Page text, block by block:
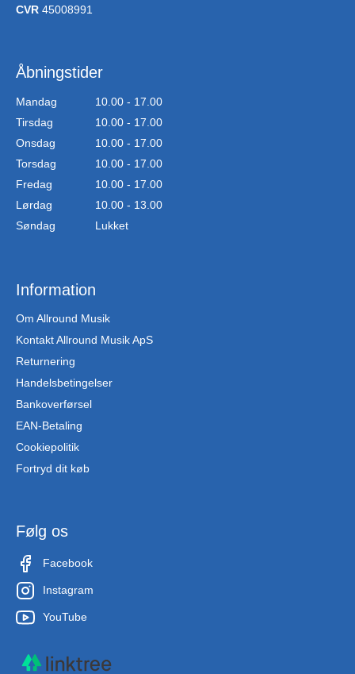
CVR 45008991
Åbningstider
Mandag
10.00 - 17.00
Tirsdag
10.00 - 17.00
Onsdag
10.00 - 17.00
Torsdag
10.00 - 17.00
Fredag
10.00 - 17.00
Lørdag
10.00 - 13.00
Søndag
Lukket
Information
Om Allround Musik
Kontakt Allround Musik ApS
Returnering
Handelsbetingelser
Bankoverførsel
EAN-Betaling
Cookiepolitik
Fortryd dit køb
Følg os
Facebook
Instagram
YouTube